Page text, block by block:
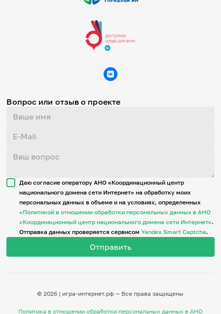
Вопрос или отзыв о проекте
Даю согласие оператору АНО «Координационный центр
национального домена сети Интернет» на обработку моих
персональных данных в объеме и на условиях, определенных
«Политикой в отношении обработки персональных данных в АНО
«Координационный центр национального домена сети Интернет».
Отправка данных проверяется сервисомYandex Smart Captcha.
© 2026 | игра-интернет.рф — Все права защищены
Политика в отношении обработки персональных данных в АНО